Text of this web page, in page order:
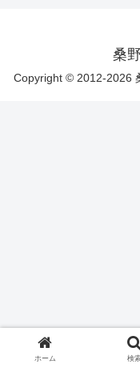
桑
Copyright © 2012-2026
ホーム 検